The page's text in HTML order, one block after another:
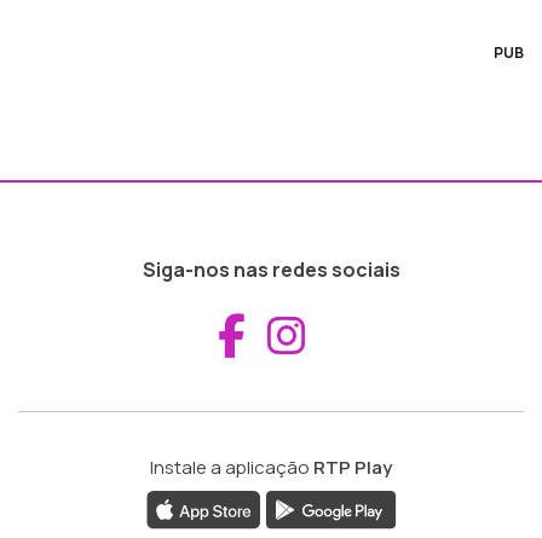
PUB
Siga-nos nas redes sociais
Aceder ao
Instale a aplicação RTP Play